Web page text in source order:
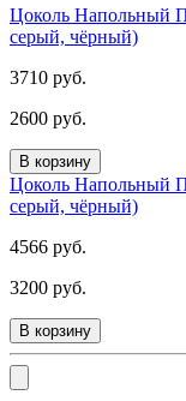
Цоколь Напольный
серый, чёрный)
3710 руб.
2600 руб.
В корзину
Цоколь Напольный
серый, чёрный)
4566 руб.
3200 руб.
В корзину